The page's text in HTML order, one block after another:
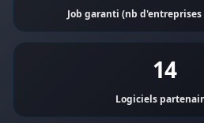
Job garanti (nb
14
Logiciels